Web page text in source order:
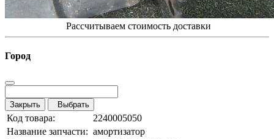
Рассчитываем стоимость доставки
Город
Закрыть Выбрать
Код товара:
2240005050
Название запчасти: амортизатор